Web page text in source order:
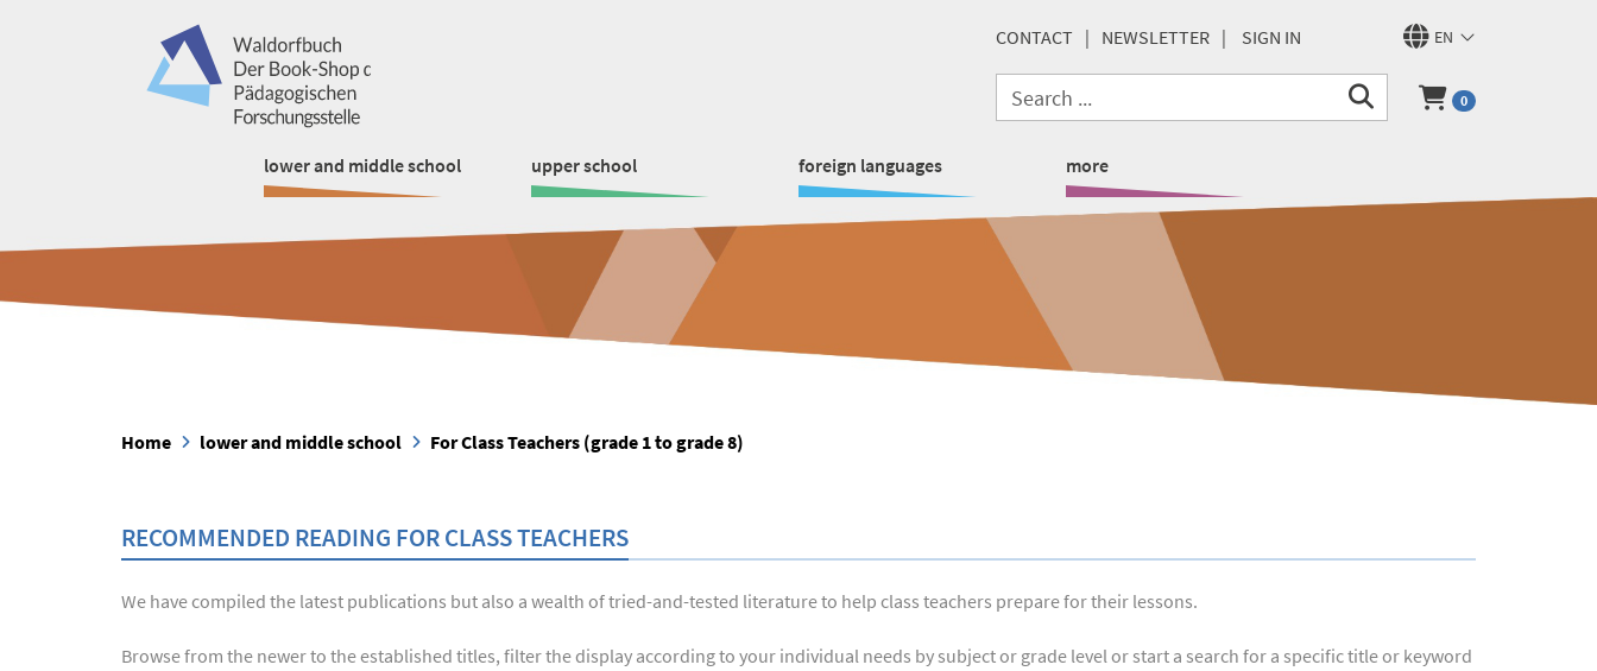
EN
CONTACT NEWSLETTER SIGN IN
0
lower and middle school upper school foreign languages more
Home lower and middle school For Class Teachers (grade 1 to grade 8)
RECOMMENDED READING FOR CLASS TEACHERS
We have compiled the latest publications but also a wealth of tried-and-tested literature to help class teachers prepare for their lessons.
Browse from the newer to the established titles, filter the display according to your individual needs by subject or grade level or start a search for a specific title or keyword